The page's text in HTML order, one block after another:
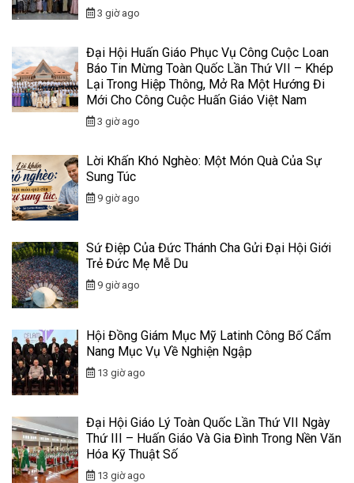
3 giờ ago
Đại Hội Huấn Giáo Phục Vụ Công Cuộc Loan
Báo Tin Mừng Toàn Quốc Lần Thứ VII – Khép
Lại Trong Hiệp Thông, Mở Ra Một Hướng Đi
Mới Cho Công Cuộc Huấn Giáo Việt Nam
3 giờ ago
Lời Khấn Khó Nghèo: Một Món Quà Của Sự
Sung Túc
9 giờ ago
Sứ Điệp Của Đức Thánh Cha Gửi Đại Hội Giới
Trẻ Đức Mẹ Mễ Du
9 giờ ago
Hội Đồng Giám Mục Mỹ Latinh Công Bố Cẩm
Nang Mục Vụ Về Nghiện Ngập
13 giờ ago
Đại Hội Giáo Lý Toàn Quốc Lần Thứ VII Ngày
Thứ III – Huấn Giáo Và Gia Đình Trong Nền Văn
Hóa Kỹ Thuật Số
13 giờ ago